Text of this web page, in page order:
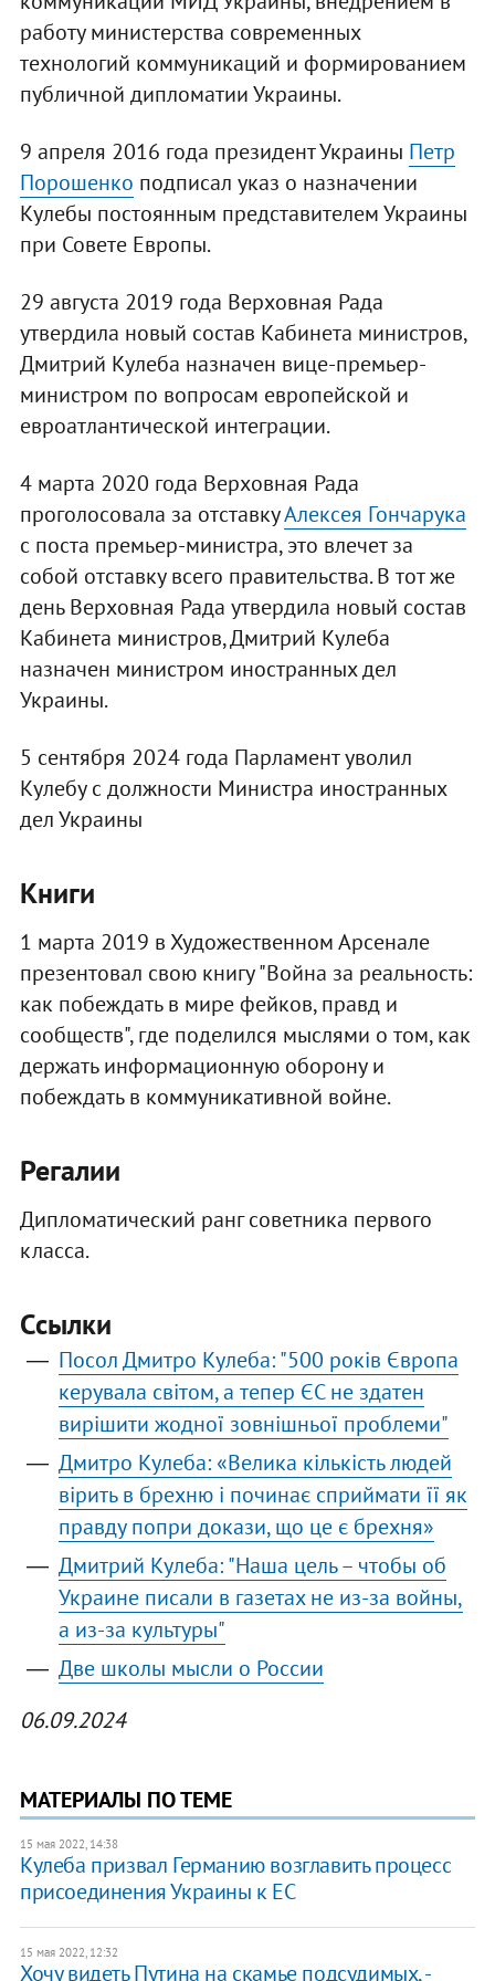
работу министерства современных
технологий коммуникаций и формированием
публичной дипломатии Украины.
9 апреля 2016 года президент Украины Петр
Порошенко подписал указ о назначении
Кулебы постоянным представителем Украины
при Совете Европы.
29 августа 2019 года Верховная Рада
утвердила новый состав Кабинета министров,
Дмитрий Кулеба назначен вице-премьер-
министром по вопросам европейской и
евроатлантической интеграции.
4 марта 2020 года Верховная Рада
проголосовала за отставкуАлексея Гончарука
с поста премьер-министра, это влечет за
собой отставку всего правительства. В тот же
день Верховная Рада утвердила новый состав
Кабинета министров, Дмитрий Кулеба
назначен министром иностранных дел
Украины.
5 сентября 2024 года Парламент уволил
Кулебу с должности Министра иностранных
дел Украины
Книги
1 марта 2019 в Художественном Арсенале
презентовал свою книгу "Война за реальность:
как побеждать в мире фейков, правд и
сообществ", где поделился мыслями о том, как
держать информационную оборону и
побеждать в коммуникативной войне.
Регалии
Дипломатический ранг советника первого
класса.
Ссылки
Посол Дмитро Кулеба: "500 років Європа
керувала світом, а тепер ЄС не здатен
вирішити жодної зовнішньої проблеми"
Дмитро Кулеба: «Велика кількість людей
вірить в брехню і починає сприймати її як
правду попри докази, що це є брехня»
Дмитрий Кулеба: "Наша цель – чтобы об
Украине писали в газетах не из-за войны,
а из-за культуры"
Две школы мысли о России
06.09.2024
МАТЕРИАЛЫ ПО ТЕМЕ
15 мая 2022, 14:38
Кулеба призвал Германию возглавить процесс
присоединения Украины к ЕС
15 мая 2022, 12:32
Хочу видеть Путина на скамье подсудимых, -